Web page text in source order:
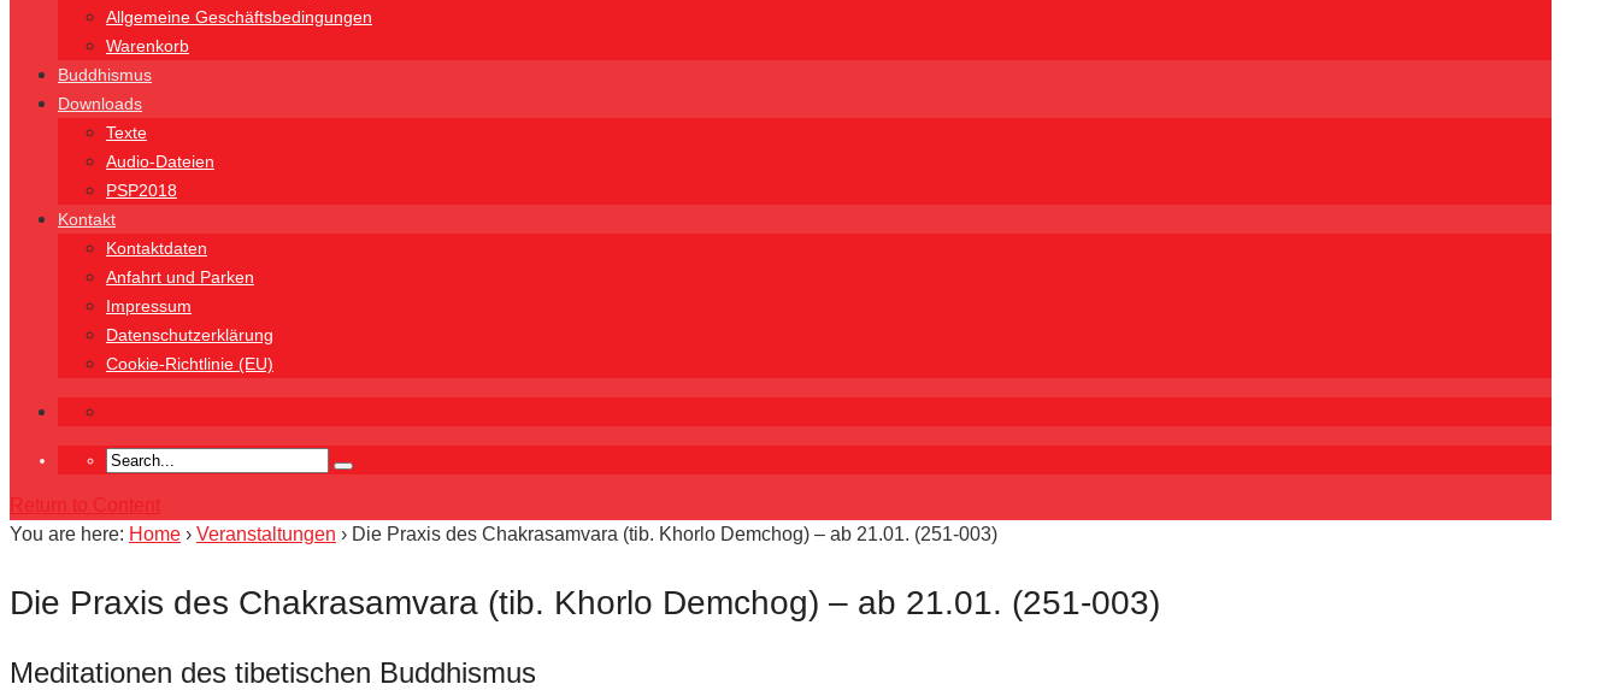
Allgemeine Geschäftsbedingungen
Warenkorb
Buddhismus
Downloads
Texte
Audio-Dateien
PSP2018
Kontakt
Kontaktdaten
Anfahrt und Parken
Impressum
Datenschutzerklärung
Cookie-Richtlinie (EU)
Return to Content
You are here: Home › Veranstaltungen › Die Praxis des Chakrasamvara (tib. Khorlo Demchog) – ab 21.01. (251-003)
Die Praxis des Chakrasamvara (tib. Khorlo Demchog) – ab 21.01. (251-003)
Meditationen des tibetischen Buddhismus